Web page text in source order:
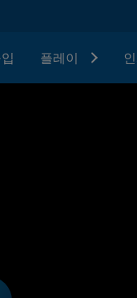
플레이